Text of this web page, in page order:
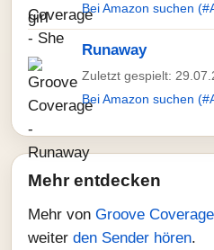
Bei Amazon suchen
Runaway
Zuletzt gespielt:
Bei Amazon suchen
Mehr entdecken
Mehr von Groove Coverage
weiter den Sender hören.